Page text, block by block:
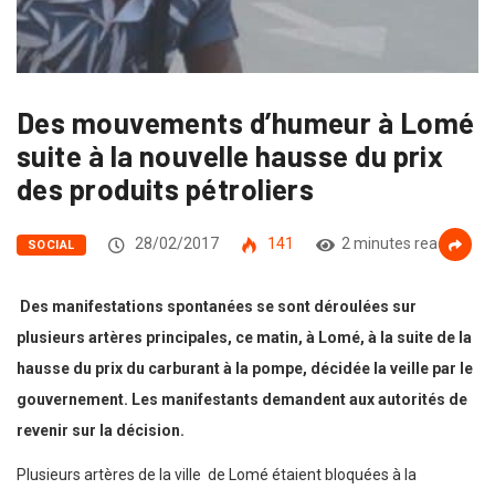
Des mouvements d’humeur à Lomé
suite à la nouvelle hausse du prix
des produits pétroliers
SOCIAL 28/02/2017 141 2 minutes read
Des manifestations spontanées se sont déroulées sur
plusieurs artères principales, ce matin, à Lomé, à la suite de la
hausse du prix du carburant à la pompe, décidée la veille par le
gouvernement. Les manifestants demandent aux autorités de
revenir sur la décision.
Plusieurs artères de la ville de Lomé étaient bloquées à la